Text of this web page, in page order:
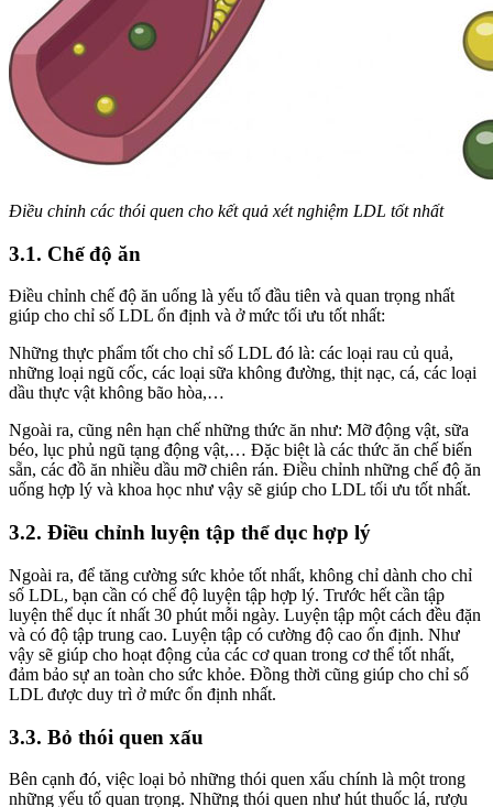
Điều chỉnh các thói quen cho kết quả xét nghiệm LDL tốt nhất
3.1. Chế độ ăn
Điều chỉnh chế độ ăn uống là yếu tố đầu tiên và quan trọng nhất
giúp cho chỉ số LDL ổn định và ở mức tối ưu tốt nhất:
Những thực phẩm tốt cho chỉ số LDL đó là: các loại rau củ quả,
những loại ngũ cốc, các loại sữa không đường, thịt nạc, cá, các loại
dầu thực vật không bão hòa,…
Ngoài ra, cũng nên hạn chế những thức ăn như: Mỡ động vật, sữa
béo, lục phủ ngũ tạng động vật,… Đặc biệt là các thức ăn chế biến
sẵn, các đồ ăn nhiều dầu mỡ chiên rán. Điều chỉnh những chế độ ăn
uống hợp lý và khoa học như vậy sẽ giúp cho LDL tối ưu tốt nhất.
3.2. Điều chỉnh luyện tập thể dục hợp lý
Ngoài ra, để tăng cường sức khỏe tốt nhất, không chỉ dành cho chỉ
số LDL, bạn cần có chế độ luyện tập hợp lý. Trước hết cần tập
luyện thể dục ít nhất 30 phút mỗi ngày. Luyện tập một cách đều đặn
và có độ tập trung cao. Luyện tập có cường độ cao ổn định. Như
vậy sẽ giúp cho hoạt động của các cơ quan trong cơ thể tốt nhất,
đảm bảo sự an toàn cho sức khỏe. Đồng thời cũng giúp cho chỉ số
LDL được duy trì ở mức ổn định nhất.
3.3. Bỏ thói quen xấu
Bên cạnh đó, việc loại bỏ những thói quen xấu chính là một trong
những yếu tố quan trọng. Những thói quen như hút thuốc lá, rượu